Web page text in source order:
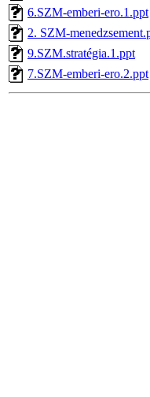
6.SZM-emberi-ero.1.ppt
2. SZM-
9.SZM.stratégia.1.ppt
7.SZM-emberi-ero.2.ppt